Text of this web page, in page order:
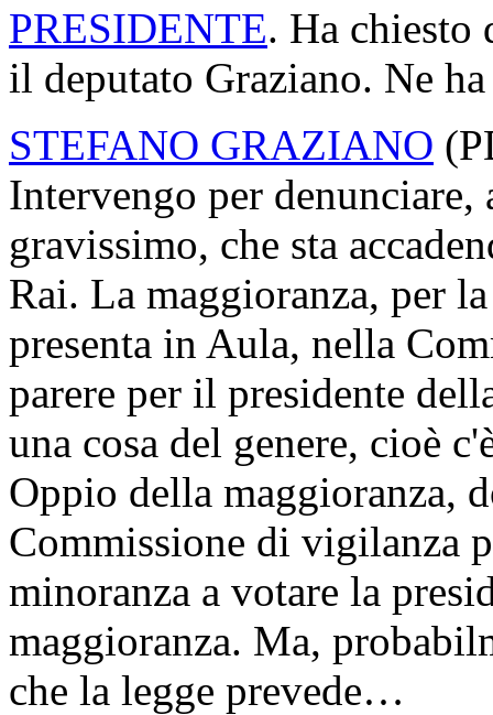
PRESIDENTE. Ha
il deputato Graziano. Ne
STEFANO GRAZIANO (
Intervengo per
gravissimo, che sta
Rai. La maggioranza, per
presenta in Aula, nella
parere per il presidente
una cosa del genere, cioè
Oppio della maggioranza,
Commissione di vigilanza
minoranza a votare la
maggioranza. Ma,
che la legge prevede…